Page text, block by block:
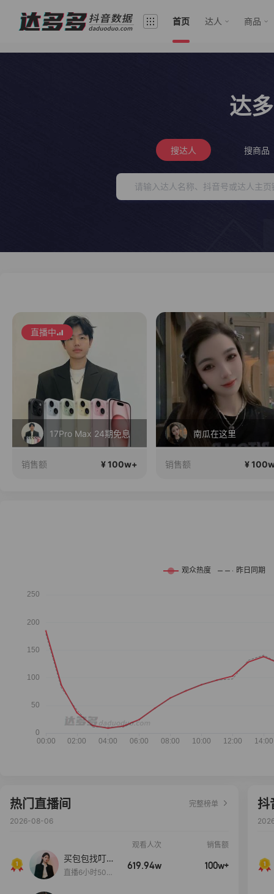
首页 达人 商品
达
搜达人 搜商品
南瓜在这里
销售额 ¥ 100w+
直播中
2026行稳致远
销售额 ¥
热门直播间
完整榜单
2026-08-06
观看人次 销售额
买包包找叮
当,一折购！
直播6小时50分
619.94w 100w+
抖